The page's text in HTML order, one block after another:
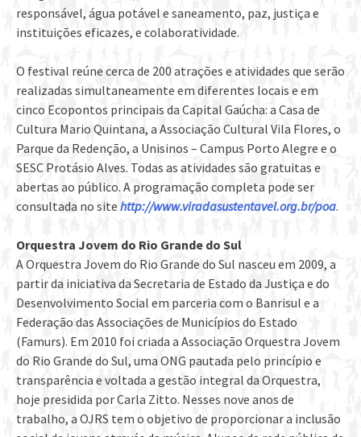
responsável, água potável e saneamento, paz, justiça e
instituições eficazes, e colaboratividade.
O festival reúne cerca de 200 atrações e atividades que serão
realizadas simultaneamente em diferentes locais e em
cinco Ecopontos principais da Capital Gaúcha: a Casa de
Cultura Mario Quintana, a Associação Cultural Vila Flores, o
Parque da Redenção, a Unisinos – Campus Porto Alegre e o
SESC Protásio Alves. Todas as atividades são gratuitas e
abertas ao público. A programação completa pode ser
consultada no site http://www.viradasustentavel.org.br/poa.
Orquestra Jovem do Rio Grande do Sul
A Orquestra Jovem do Rio Grande do Sul nasceu em 2009, a
partir da iniciativa da Secretaria de Estado da Justiça e do
Desenvolvimento Social em parceria com o Banrisul e a
Federação das Associações de Municípios do Estado
(Famurs). Em 2010 foi criada a Associação Orquestra Jovem
do Rio Grande do Sul, uma ONG pautada pelo princípio e
transparência e voltada a gestão integral da Orquestra,
hoje presidida por Carla Zitto. Nesses nove anos de
trabalho, a OJRS tem o objetivo de proporcionar a inclusão